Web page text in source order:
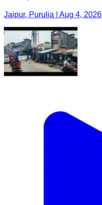
Jaipur, Purulia | Aug 4, 2026